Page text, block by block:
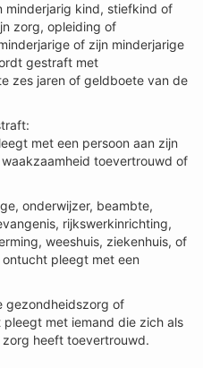
minderjarig kind, stiefkind of
zorg, opleiding of
of zijn minderjarige
gestraft met
zes jaren of geldboete van de
met een persoon aan zijn
toevertrouwd of
onderwijzer, beambte,
rijkswerkinrichting,
weeshuis, ziekenhuis, of
pleegt met een
gezondheidszorg of
met iemand die zich als
heeft toevertrouwd.